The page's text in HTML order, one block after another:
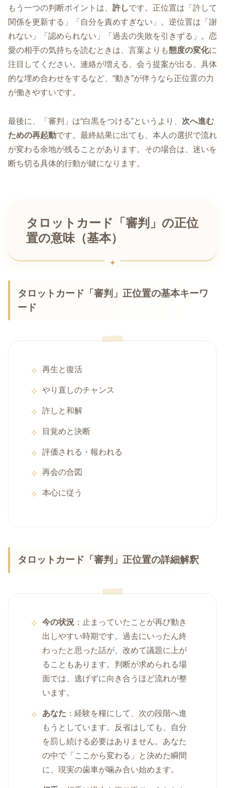
もう一つの判断ポイントは、 許しです。正位置は「許して
関係を更新する」「自分を責めすぎない」。逆位置は「謝
れない」「認められない」「過去の失敗を引きずる」。恋
愛の相手の気持ちを読むときは、言葉よりも態度の変化に
注目してください。連絡が増える、会う提案が出る、具体
的な埋め合わせをするなど、“動き”が伴うなら正位置の力
が働きやすいです。
最後に、「審判」は“白黒をつける”というより、 次へ進む
ための再起動です。最終結果に出ても、本人の選択で流れ
が変わる余地が残ることがあります。その場合は、迷いを
断ち切る具体的行動が鍵になります。
タロットカード「審判」の正位
置の意味（基本）
タロットカード「審判」正位置の基本キーワ
ード
再生と復活
やり直しのチャンス
許しと和解
目覚めと決断
評価される・報われる
再会の合図
本心に従う
タロットカード「審判」正位置の詳細解釈
今の状況 ：止まっていたことが再び動き
出しやすい時期です。過去にいったん終
わったと思った話が、改めて議題に上が
ることもあります。判断が求められる場
面では、逃げずに向き合うほど流れが整
います。
あなた ：経験を糧にして、次の段階へ進
もうとしています。反省はしても、自分
を罰し続ける必要はありません。あなた
の中で「ここから変わる」と決めた瞬間
に、現実の歯車が噛み合い始めます。